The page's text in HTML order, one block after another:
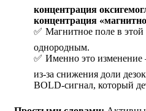
концентрация
концентрация
Магнитное поле в этой
однородным.
Именно это
из-за снижения доли
BOLD-сигнал, который